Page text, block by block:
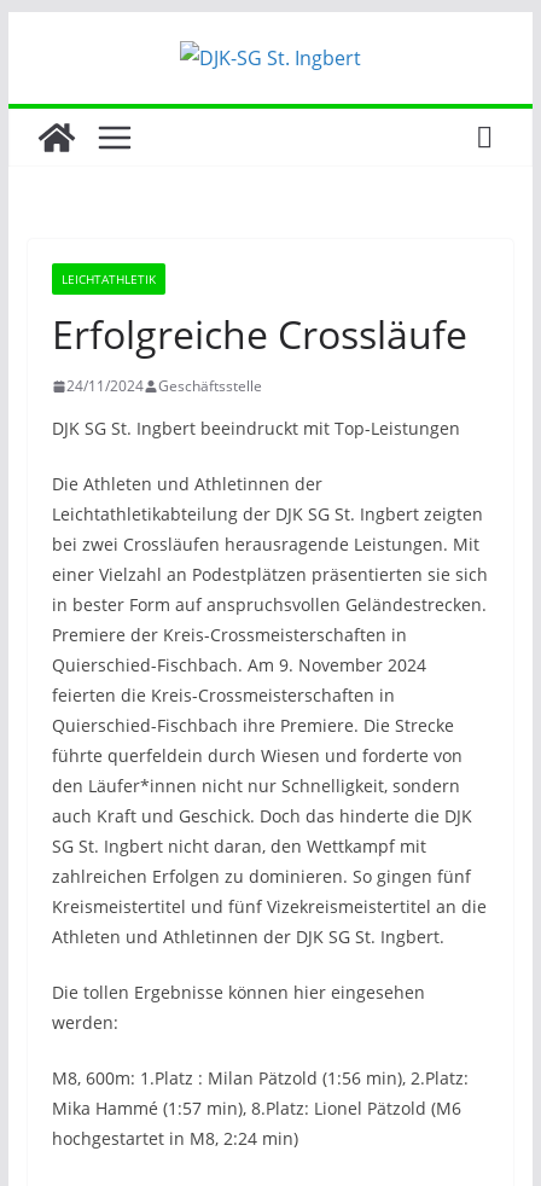
LEICHTATHLETIK
Erfolgreiche Crossläufe
24/11/2024 Geschäftsstelle
DJK SG St. Ingbert beeindruckt mit Top-Leistungen
Die Athleten und Athletinnen der
Leichtathletikabteilung der DJK SG St. Ingbert zeigten
bei zwei Crossläufen herausragende Leistungen. Mit
einer Vielzahl an Podestplätzen präsentierten sie sich
in bester Form auf anspruchsvollen Geländestrecken.
Premiere der Kreis-Crossmeisterschaften in
Quierschied-Fischbach. Am 9. November 2024
feierten die Kreis-Crossmeisterschaften in
Quierschied-Fischbach ihre Premiere. Die Strecke
führte querfeldein durch Wiesen und forderte von
den Läufer*innen nicht nur Schnelligkeit, sondern
auch Kraft und Geschick. Doch das hinderte die DJK
SG St. Ingbert nicht daran, den Wettkampf mit
zahlreichen Erfolgen zu dominieren. So gingen fünf
Kreismeistertitel und fünf Vizekreismeistertitel an die
Athleten und Athletinnen der DJK SG St. Ingbert.
Die tollen Ergebnisse können hier eingesehen
werden:
M8, 600m: 1.Platz : Milan Pätzold (1:56 min), 2.Platz:
Mika Hammé (1:57 min), 8.Platz: Lionel Pätzold (M6
hochgestartet in M8, 2:24 min)